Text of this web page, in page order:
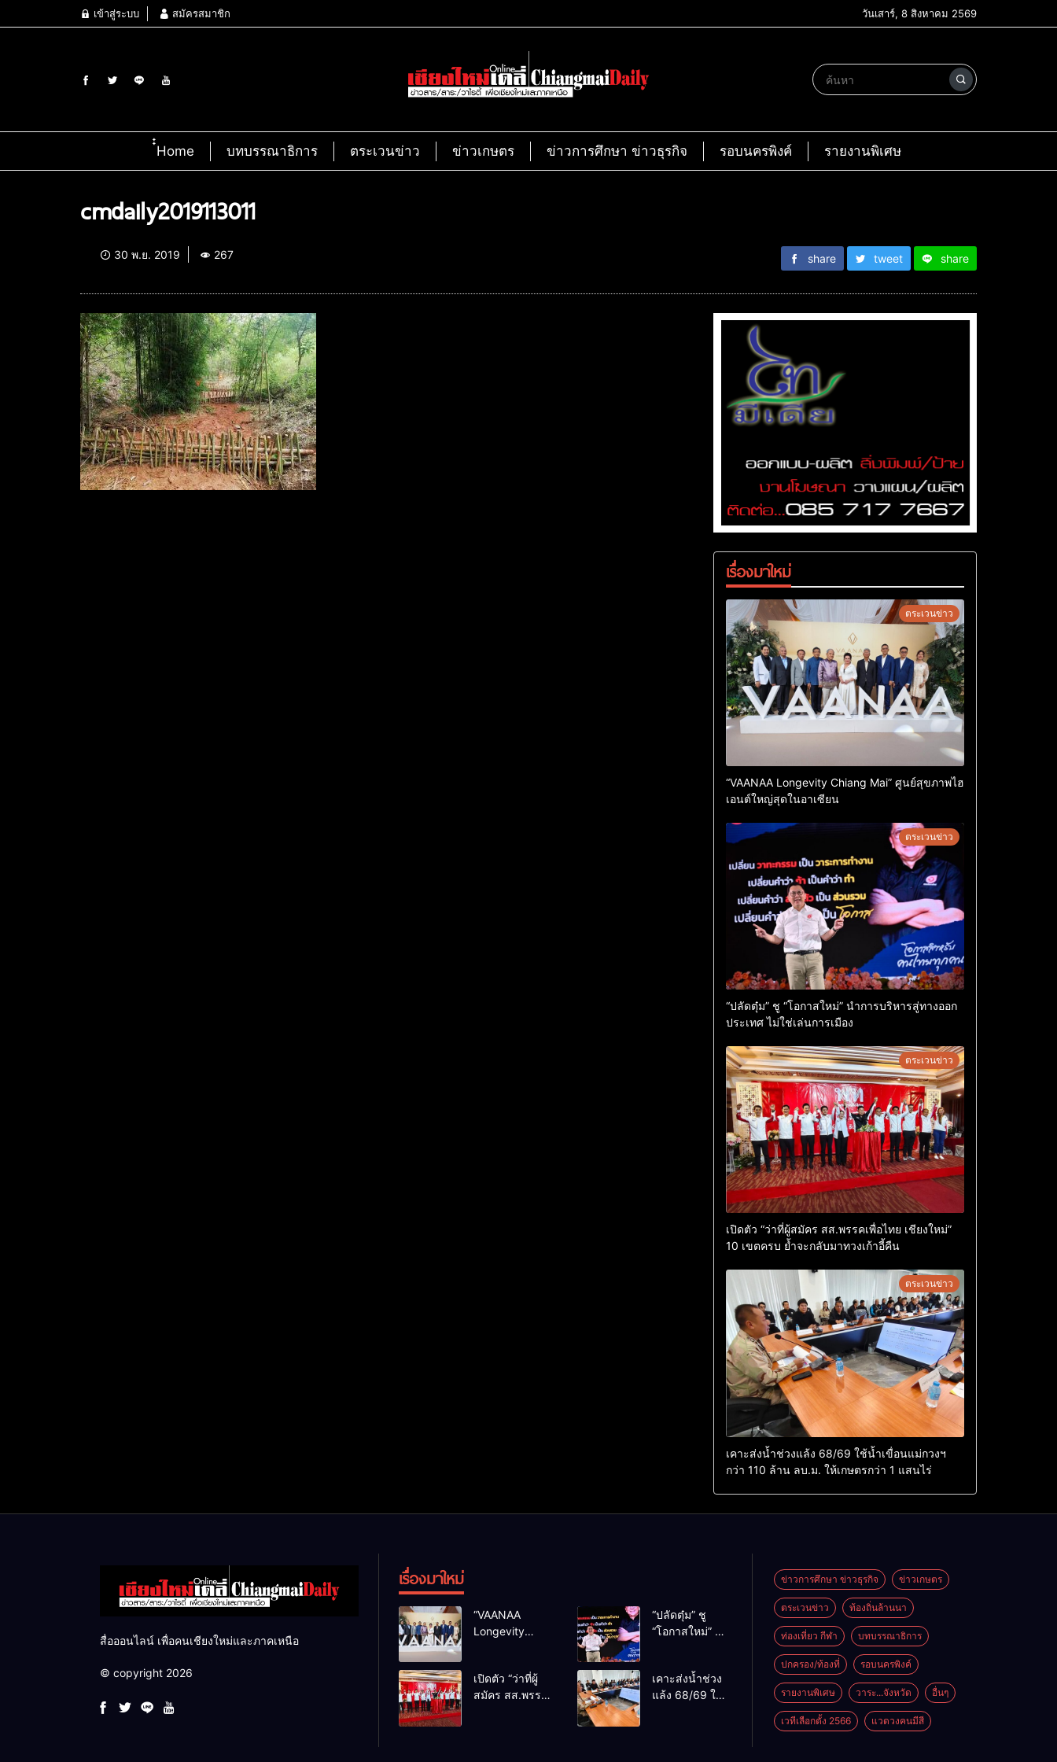
เข้าสู่ระบบ สมัครสมาชิก วันเสาร์, 8 สิงหาคม 2569
๋๋Home บทบรรณาธิการ ตระเวนข่าว ข่าวเกษตร ข่าวการศึกษา ข่าวธุรกิจ รอบนครพิงค์ รายงานพิเศษ
cmdaily2019113011
30 พ.ย. 2019 267 share tweet share
เรื่องมาใหม่
ตระเวนข่าว
“VAANAA Longevity Chiang Mai” ศูนย์สุขภาพไฮ
เอนต์ใหญ่สุดในอาเซียน
ตระเวนข่าว
“ปลัดตุ๋ม” ชู “โอกาสใหม่” นำการบริหารสู่ทางออก
ประเทศ ไม่ใช่เล่นการเมือง
ตระเวนข่าว
เปิดตัว “ว่าที่ผู้สมัคร สส.พรรคเพื่อไทย เชียงใหม่”
10 เขตครบ ย้ำจะกลับมาทวงเก้าอี้คืน
ตระเวนข่าว
เคาะส่งน้ำช่วงแล้ง 68/69 ใช้น้ำเขื่อนแม่กวงฯ
กว่า 110 ล้าน ลบ.ม. ให้เกษตรกว่า 1 แสนไร่
สื่อออนไลน์ เพื่อคนเชียงใหม่และภาคเหนือ
© copyright 2026
เรื่องมาใหม่
“VAANAA
Longevity
เอนต์ใหญ่สุดใน
อาเซียน
“ปลัดตุ๋ม” ชู
“โอกาสใหม่” นำ
ไม่ใช่เล่น
การเมือง
เปิดตัว “ว่าที่ผู้
สมัคร สส.พรรค
เคาะส่งน้ำช่วง
แล้ง 68/69 ใช้
ข่าวการศึกษา ข่าวธุรกิจ ข่าวเกษตร
ตระเวนข่าว ท้องถิ่นล้านนา
ท่องเที่ยว กีฬา บทบรรณาธิการ
ปกครอง/ท้องที่ รอบนครพิงค์
รายงานพิเศษ วาระ...จังหวัด อื่นๆ
เวทีเลือกตั้ง 2566 แวดวงคนมีสี